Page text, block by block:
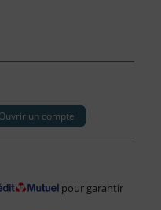
Ouvrir un compte
pour garantir